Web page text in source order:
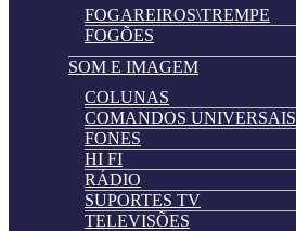
FOGAREIROS\TREMPE
FOGÕES
SOM E IMAGEM
COLUNAS
COMANDOS UNIVERSAIS
FONES
HI FI
RÁDIO
SUPORTES TV
TELEVISÕES